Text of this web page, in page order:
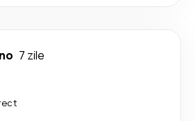
7 zile